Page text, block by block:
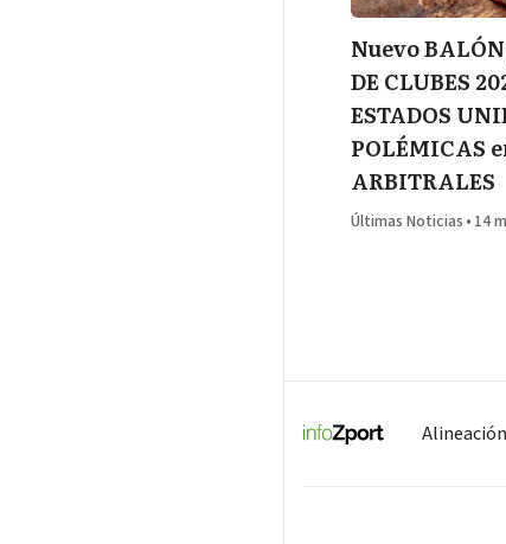
Nuevo
DE CLUBES
ESTADOS
POLÉMICAS
ARBITRALES
Últimas Noticias • 14
Alineación